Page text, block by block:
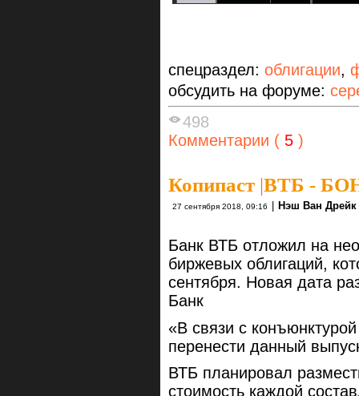
спецраздел: облигации,
обсудить на форуме:
498
Комментарии ( 5 )
Копипаст |ВТБ -
27 сентября 2018, 09:16 | Нэш Ван Дрейк
Банк ВТБ отложил на
биржевых облигаций,
сентября. Новая дата
Банк
«В связи с
перенести данный
ВТБ планировал
стоимость каждой